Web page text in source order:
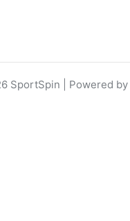
SportSpin | Powered by